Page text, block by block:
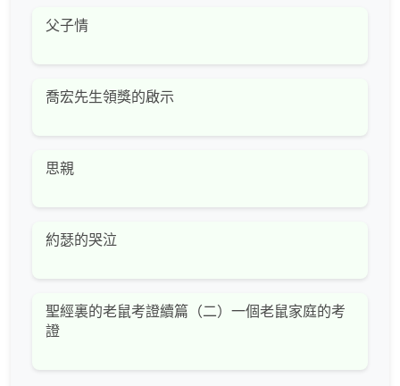
父子情
喬宏先生領獎的啟示
思親
約瑟的哭泣
聖經裏的老鼠考證續篇（二）一個老鼠家庭的考
證